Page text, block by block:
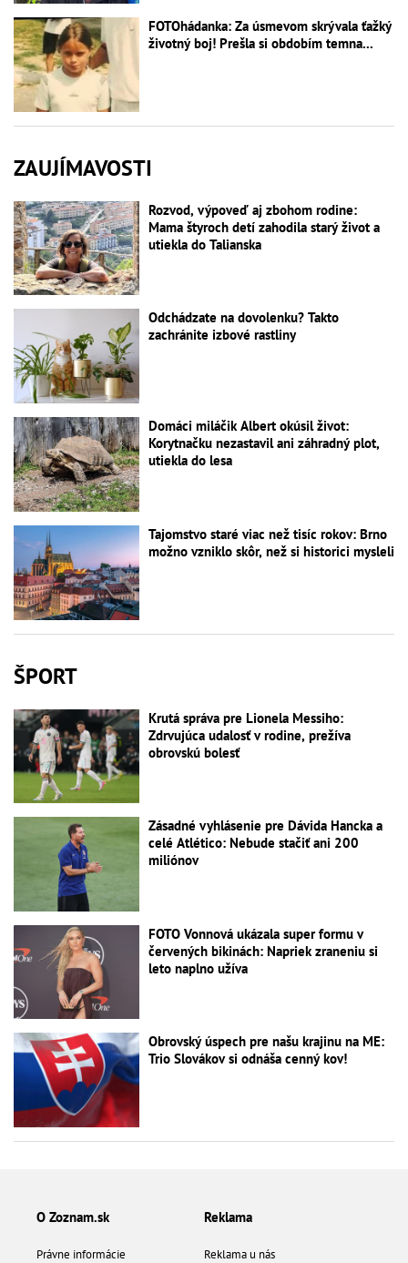
FOTOhádanka: Za úsmevom skrývala ťažký
životný boj! Prešla si obdobím temna...
ZAUJÍMAVOSTI
Rozvod, výpoveď aj zbohom rodine:
Mama štyroch detí zahodila starý život a
utiekla do Talianska
Odchádzate na dovolenku? Takto
zachránite izbové rastliny
Domáci miláčik Albert okúsil život:
Korytnačku nezastavil ani záhradný plot,
utiekla do lesa
Tajomstvo staré viac než tisíc rokov: Brno
možno vzniklo skôr, než si historici mysleli
ŠPORT
Krutá správa pre Lionela Messiho:
Zdrvujúca udalosť v rodine, prežíva
obrovskú bolesť
Zásadné vyhlásenie pre Dávida Hancka a
celé Atlético: Nebude stačiť ani 200
miliónov
FOTO Vonnová ukázala super formu v
červených bikinách: Napriek zraneniu si
leto naplno užíva
Obrovský úspech pre našu krajinu na ME:
Trio Slovákov si odnáša cenný kov!
O Zoznam.sk
Právne informácie
Reklama
Reklama u nás